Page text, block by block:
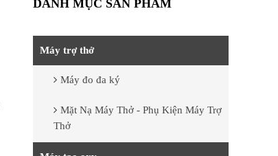
DANH MỤC SẢN PHẨM
Máy trợ thở
Máy đo đa ký
Mặt Nạ Máy Thở - Phụ Kiện Máy Trợ
Thở